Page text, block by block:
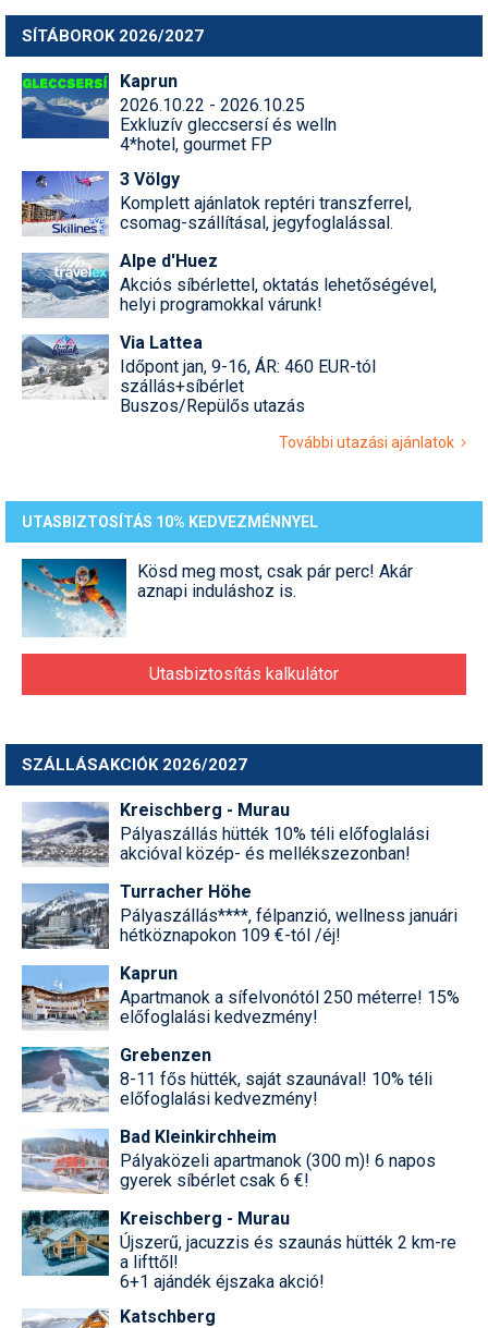
SÍTÁBOROK 2026/2027
Kaprun
2026.10.22 - 2026.10.25
Exkluzív gleccsersí és welln
4*hotel, gourmet FP
3 Völgy
Komplett ajánlatok reptéri transzferrel,
csomag-szállításal, jegyfoglalással.
Alpe d'Huez
Akciós síbérlettel, oktatás lehetőségével,
helyi programokkal várunk!
Via Lattea
Időpont jan, 9-16, ÁR: 460 EUR-tól
szállás+síbérlet
Buszos/Repülős utazás
További utazási ajánlatok
UTASBIZTOSÍTÁS 10% KEDVEZMÉNNYEL
Kösd meg most, csak pár perc! Akár
aznapi induláshoz is.
Utasbiztosítás kalkulátor
SZÁLLÁSAKCIÓK 2026/2027
Kreischberg - Murau
Pályaszállás hütték 10% téli előfoglalási
akcióval közép- és mellékszezonban!
Turracher Höhe
Pályaszállás****, félpanzió, wellness januári
hétköznapokon 109 €-tól /éj!
Kaprun
Apartmanok a sífelvonótól 250 méterre! 15%
előfoglalási kedvezmény!
Grebenzen
8-11 fős hütték, saját szaunával! 10% téli
előfoglalási kedvezmény!
Bad Kleinkirchheim
Pályaközeli apartmanok (300 m)! 6 napos
gyerek síbérlet csak 6 €!
Kreischberg - Murau
Újszerű, jacuzzis és szaunás hütték 2 km-re
a lifttől!
6+1 ajándék éjszaka akció!
Katschberg